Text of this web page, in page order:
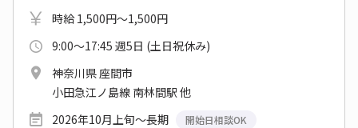
時給 1,500円～1,500円
9:00～17:45 週5日 (土日祝休み)
神奈川県 座間市
小田急江ノ島線 南林間駅 他
2026年10月上旬～長期
開始日相談OK